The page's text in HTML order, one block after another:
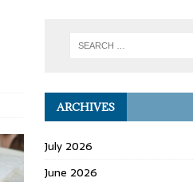
ARCHIVES
July 2026
June 2026